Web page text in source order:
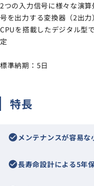
2つの入力信号に様々な演
号を出力する変換器（2出力）
CPUを搭載したデジタル型
定
標準納期：5日
特長
check_circleメンテナンスが容易
check_circle長寿命設計による5年